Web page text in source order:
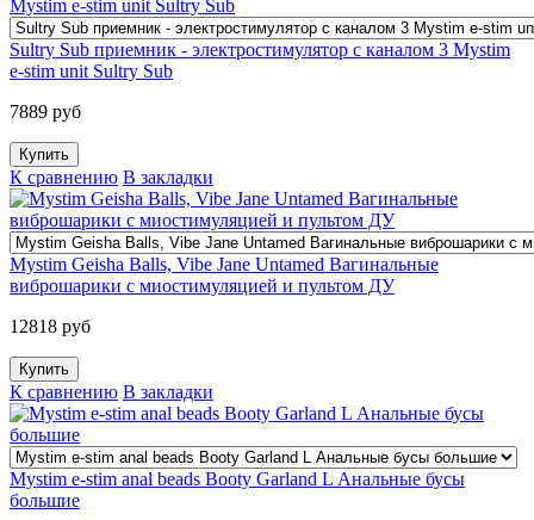
Sultry Sub приемник - электростимулятор с каналом 3 Mystim
e-stim unit Sultry Sub
7889 руб
К сравнению В закладки
Mystim Geisha Balls, Vibe Jane Untamed Вагинальные
виброшарики с миостимуляцией и пультом ДУ
12818 руб
К сравнению В закладки
Mystim e-stim anal beads Booty Garland L Анальные бусы
большие